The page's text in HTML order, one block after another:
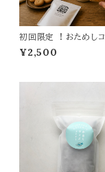
初回限定 ！おためしコ
ット【送料無料】
¥2,500